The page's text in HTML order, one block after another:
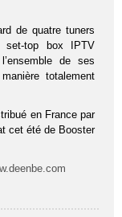
de quatre tuners
set-top box IPTV
de ses
totalement
en France par
cet été de Booster